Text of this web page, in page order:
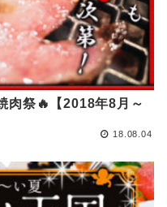
肉祭🔥【2018年8月～
18.08.04